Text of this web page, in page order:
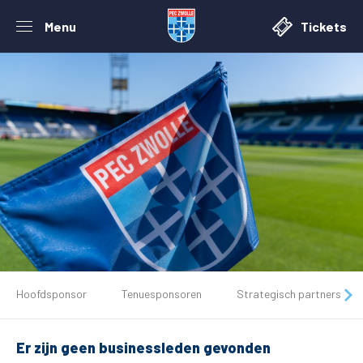
Menu Tickets
Tickets
Matchdays
Hoofdsponsor Tenuesponsoren Strategisch partners
Er zijn geen businessleden gevonden